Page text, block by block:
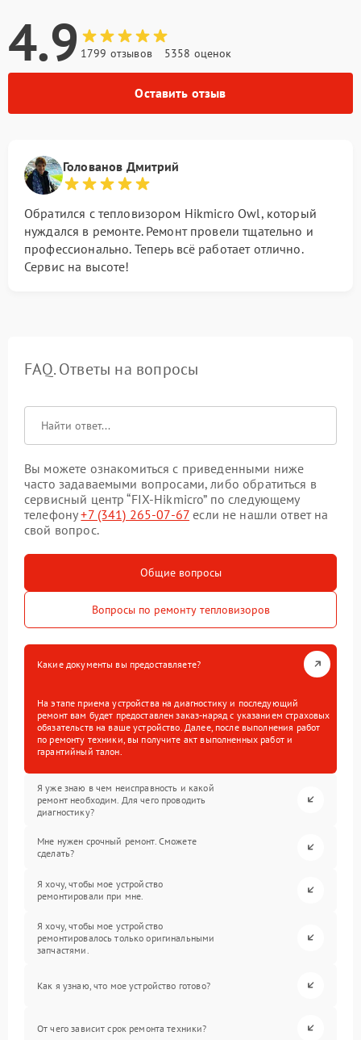
4.9 1799 отзывов 5358 оценок
Оставить отзыв
Голованов Дмитрий
Обратился с тепловизором Hikmicro Owl, который
нуждался в ремонте. Ремонт провели тщательно и
профессионально. Теперь всё работает отлично.
Сервис на высоте!
FAQ. Ответы на вопросы
Вы можете ознакомиться с приведенными ниже
часто задаваемыми вопросами, либо обратиться в
сервисный центр “FIX-Hikmicro” по следующему
телефону+7 (341) 265-07-67 если не нашли ответ на
свой вопрос.
Общие вопросы
Вопросы по ремонту тепловизоров
Какие документы вы предоставляете?
На этапе приема устройства на диагностику и последующий
ремонт вам будет предоставлен заказ-наряд с указанием страховых
обязательств на ваше устройство. Далее, после выполнения работ
по ремонту техники, вы получите акт выполненных работ и
гарантийный талон.
Я уже знаю в чем неисправность и какой
ремонт необходим. Для чего проводить
диагностику?
Мне нужен срочный ремонт. Сможете
сделать?
Я хочу, чтобы мое устройство
ремонтировали при мне.
Я хочу, чтобы мое устройство
ремонтировалось только оригинальными
запчастями.
Как я узнаю, что мое устройство готово?
От чего зависит срок ремонта техники?